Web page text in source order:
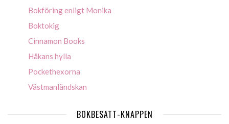
Bokföring enligt Monika
Boktokig
Cinnamon Books
Håkans hylla
Pockethexorna
Västmanländskan
BOKBESATT-KNAPPEN